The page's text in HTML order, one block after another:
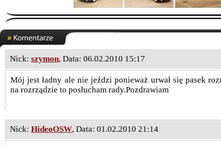
Nick: szymon, Data: 06.02.2010 15:17
Mój jest ładny ale nie jeździ ponieważ urwał się pasek
na rozrządzie to posłucham rady.Pozdrawiam
Nick: HideoOSW, Data: 01.02.2010 21:14